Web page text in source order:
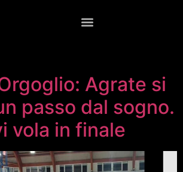
Agrate si
passo dal sogno.
vola in finale